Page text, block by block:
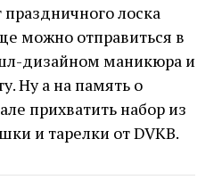
лоска
можно отправиться в
дизайном маникюра и
Ну а на память о
прихватить набор из
и тарелки от DVKB.